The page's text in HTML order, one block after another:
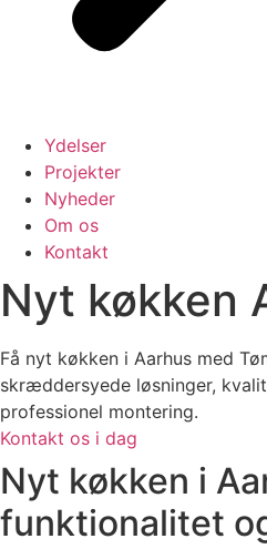
Ydelser
Projekter
Nyheder
Om os
Kontakt
Nyt køkken
Få nyt køkken i Aarhus med
skræddersyede løsninger,
professionel montering.
Kontakt os i dag
Nyt køkken i
funktionalitet